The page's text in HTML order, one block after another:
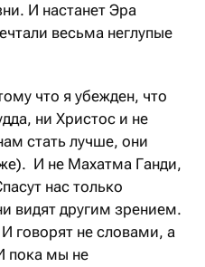
И настанет Эра
весьма неглупые
что я убежден, что
ни Христос и не
стать лучше, они
И не Махатма Ганди,
нас только
видят другим зрением.
говорят не словами, а
пока мы не